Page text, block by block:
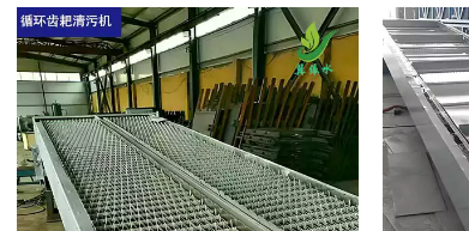
用途：泵站,污水处理,水电站,自来水厂,渠道,河
道,防洪排涝